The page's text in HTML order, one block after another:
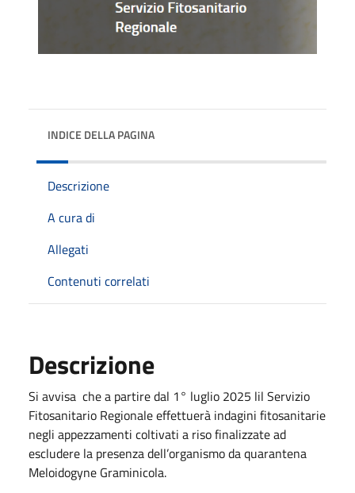
INDICE DELLA PAGINA
Descrizione
A cura di
Allegati
Contenuti correlati
Descrizione
Si avvisa che a partire dal 1° luglio 2025 lil Servizio
Fitosanitario Regionale effettuerà indagini fitosanitarie
negli appezzamenti coltivati a riso finalizzate ad
escludere la presenza dell’organismo da quarantena
Meloidogyne Graminicola.